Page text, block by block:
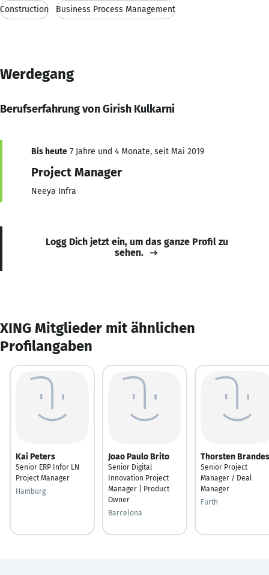
Construction Business Process Management
Werdegang
Berufserfahrung von Girish Kulkarni
Bis heute 7 Jahre und 4 Monate, seit Mai 2019
Project Manager
Neeya Infra
Logg Dich jetzt ein, um das ganze Profil zu
sehen.
XING Mitglieder mit ähnlichen
Profilangaben
Kai Peters
Senior ERP Infor LN
Project Manager
Hamburg
Joao Paulo Brito
Senior Digital
Innovation Project
Manager | Product
Owner
Barcelona
Thorsten Brandes
Senior Project
Manager / Deal
Manager
Fürth